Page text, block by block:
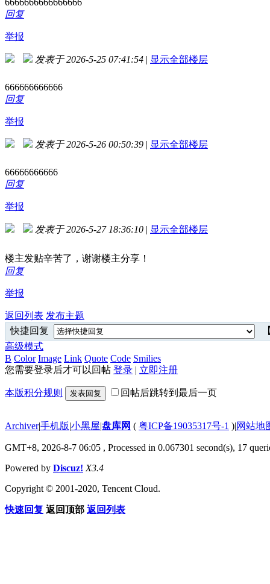
6666666666666666
回复
举报
发表于 2026-5-25 07:41:54 | 显示全部楼层
666666666666
回复
举报
发表于 2026-5-26 00:50:39 | 显示全部楼层
66666666666
回复
举报
发表于 2026-5-27 18:36:10 | 显示全部楼层
楼主发贴辛苦了，谢谢楼主分享！
回复
举报
返回列表 发布主题
快捷回复
高级模式
B Color Image Link Quote Code Smilies
您需要登录后才可以回帖 登录 | 立即注册
本版积分规则 发表回复 回帖后跳转到最后一页
Archiver|手机版|小黑屋|盘库网 ( 粤ICP备19035317号-1 )|网站地
GMT+8, 2026-8-7 06:05 , Processed in 0.067301 second(s), 17
Powered by Discuz! X3.4
Copyright © 2001-2020, Tencent Cloud.
快速回复 返回顶部 返回列表